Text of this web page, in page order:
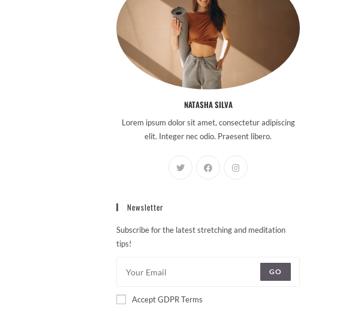
NATASHA SILVA
Lorem ipsum dolor sit amet, consectetur adipiscing
elit. Integer nec odio. Praesent libero.
Newsletter
Subscribe for the latest stretching and meditation
tips!
GO
Accept GDPR Terms